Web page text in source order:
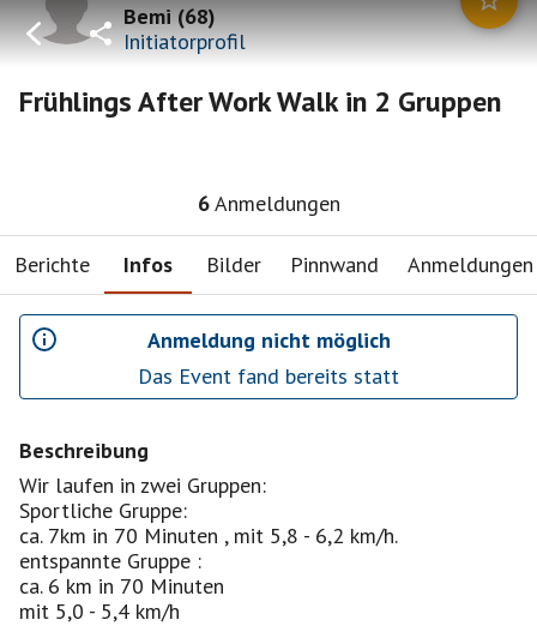
Bemi(68)
Initiatorprofil
Frühlings After Work Walk in 2 Gruppen
6Anmeldungen
Berichte Infos Bilder Pinnwand Anmeldungen
Anmeldung nicht möglich
Das Event fand bereits statt
Beschreibung
Wir laufen in zwei Gruppen:
Sportliche Gruppe:
ca. 7km in 70 Minuten , mit 5,8 - 6,2 km/h.
entspannte Gruppe :
ca. 6 km in 70 Minuten
mit 5,0 - 5,4 km/h